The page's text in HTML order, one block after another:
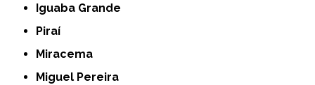
Iguaba Grande
Piraí
Miracema
Miguel Pereira